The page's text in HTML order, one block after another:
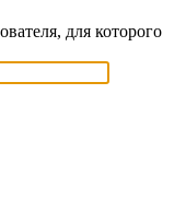
для которого